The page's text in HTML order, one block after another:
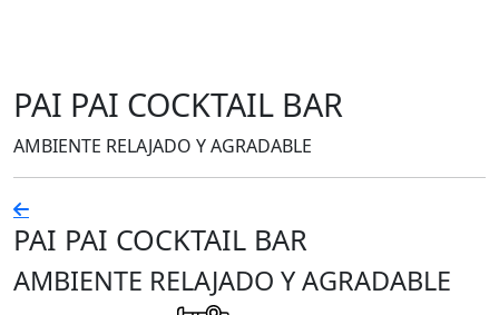
PAI PAI COCKTAIL BAR
AMBIENTE RELAJADO Y AGRADABLE
PAI PAI COCKTAIL BAR
AMBIENTE RELAJADO Y AGRADABLE